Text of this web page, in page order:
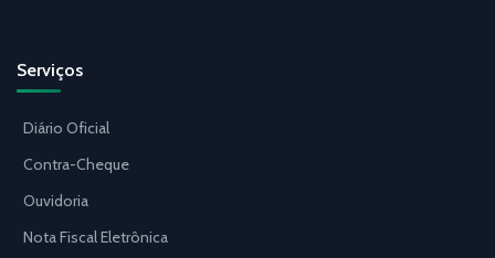
Serviços
Diário Oficial
Contra-Cheque
Ouvidoria
Nota Fiscal Eletrônica